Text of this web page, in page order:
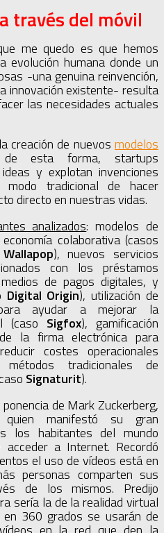
través del móvil
me quedo es que hemos
humana donde un
-una genuina reinvención,
innovación existente- resulta
las necesidades actuales
creación de nuevos modelos
esta forma, startups
y explotan invenciones
tradicional de hacer
directo en nuestras vidas.
analizados: modelos de
colaborativa (casos
), nuevos servicios
con los préstamos
de pagos digitales, y
Digital Origin), utilización de
ayudar a mejorar la
(caso Sigfox), gamificación
la firma electrónica para
costes operacionales
tradicionales de
Signaturit).
de Mark Zuckerberg,
quien manifestó su gran
los habitantes del mundo
a Internet. Recordó
el uso de vídeos está en
personas comparten sus
de los mismos. Predijo
sería la de la realidad virtual
360 grados se usarán de